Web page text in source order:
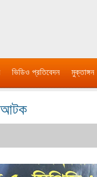
ভিডিও প্রতিবেদন মুক্তাঙ্গন
আটক